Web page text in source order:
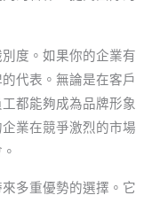
度。如果你的企業有
代表。無論是在客戶
都能夠成為品牌形象
業在競爭激烈的市場
多重優勢的選擇。它